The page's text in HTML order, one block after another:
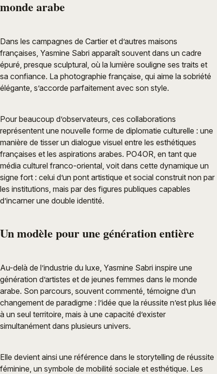
monde arabe
Dans les campagnes de Cartier et d’autres maisons
françaises, Yasmine Sabri apparaît souvent dans un cadre
épuré, presque sculptural, où la lumière souligne ses traits et
sa confiance. La photographie française, qui aime la sobriété
élégante, s’accorde parfaitement avec son style.
Pour beaucoup d’observateurs, ces collaborations
représentent une nouvelle forme de diplomatie culturelle : une
manière de tisser un dialogue visuel entre les esthétiques
françaises et les aspirations arabes. PO4OR, en tant que
média culturel franco-oriental, voit dans cette dynamique un
signe fort : celui d’un pont artistique et social construit non par
les institutions, mais par des figures publiques capables
d’incarner une double identité.
Un modèle pour une génération entière
Au-delà de l’industrie du luxe, Yasmine Sabri inspire une
génération d’artistes et de jeunes femmes dans le monde
arabe. Son parcours, souvent commenté, témoigne d’un
changement de paradigme : l’idée que la réussite n’est plus liée
à un seul territoire, mais à une capacité d’exister
simultanément dans plusieurs univers.
Elle devient ainsi une référence dans le storytelling de réussite
féminine, un symbole de mobilité sociale et esthétique. Les